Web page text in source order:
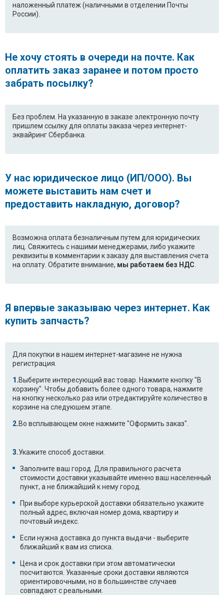
наложенный платеж (наличными в отделении Почты
России).
Не хочу стоять в очереди на почте. Как
оплатить заказ заранее и потом просто
забрать посылку?
Без проблем. На указанную в заказе электронную почту
пришлем ссылку для оплаты заказа через интернет-
эквайринг Сбербанка.
У нас юридическое лицо (ИП/ООО). Вы
можете выставить нам счет и
предоставить накладную, договор?
Возможна оплата безналичным путем для юридических
лиц. Свяжитесь с нашими менеджерами, либо укажите
реквизиты в комментарии к заказу для выставления счета
на оплату. Обратите внимание, мы работаем без НДС
Я впервые заказываю через интернет. Как
купить запчасть?
Для покупки в нашем интернет-магазине не нужна
регистрация.
Выберите интересующий вас товар. Нажмите кнопку "В
корзину". Чтобы добавить более одного товара, нажмите
на кнопку несколько раз или отредактируйте количество в
корзине на следуюшем этапе.
Во всплывающем окне нажмите "Оформить заказ".
Укажите способ доставки.
Заполните ваш город. Для правильного расчета
стоимости доставки указывайте именно ваш населенный
пункт, а не ближайший к нему город.
При выборе курьерской доставки обязательно укажите
полный адрес, включая номер дома, квартиру и
почтовый индекс.
Если нужна доставка до пункта выдачи - выберите
ближайший к вам из списка.
Цена и срок доставки при этом автоматически
посчитаются. Указанные сроки доставки являются
ориентировочными, но в большинстве случаев
совпадают с реальными.